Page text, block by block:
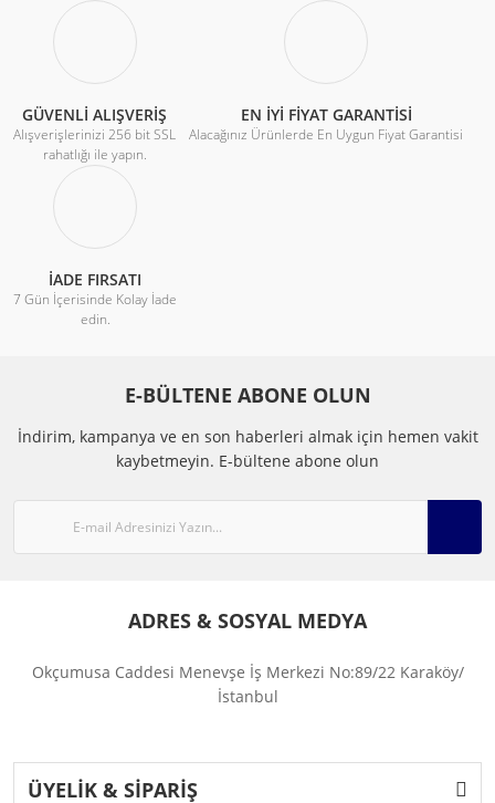
GÜVENLİ ALIŞVERİŞ
Alışverişlerinizi 256 bit SSL
rahatlığı ile yapın.
EN İYİ FİYAT GARANTİSİ
Alacağınız Ürünlerde En Uygun Fiyat Garantisi
İADE FIRSATI
7 Gün İçerisinde Kolay İade
edin.
E-BÜLTENE ABONE OLUN
İndirim, kampanya ve en son haberleri almak için hemen vakit
kaybetmeyin. E-bültene abone olun
ADRES & SOSYAL MEDYA
Okçumusa Caddesi Menevşe İş Merkezi No:89/22 Karaköy/
İstanbul
ÜYELİK & SİPARİŞ